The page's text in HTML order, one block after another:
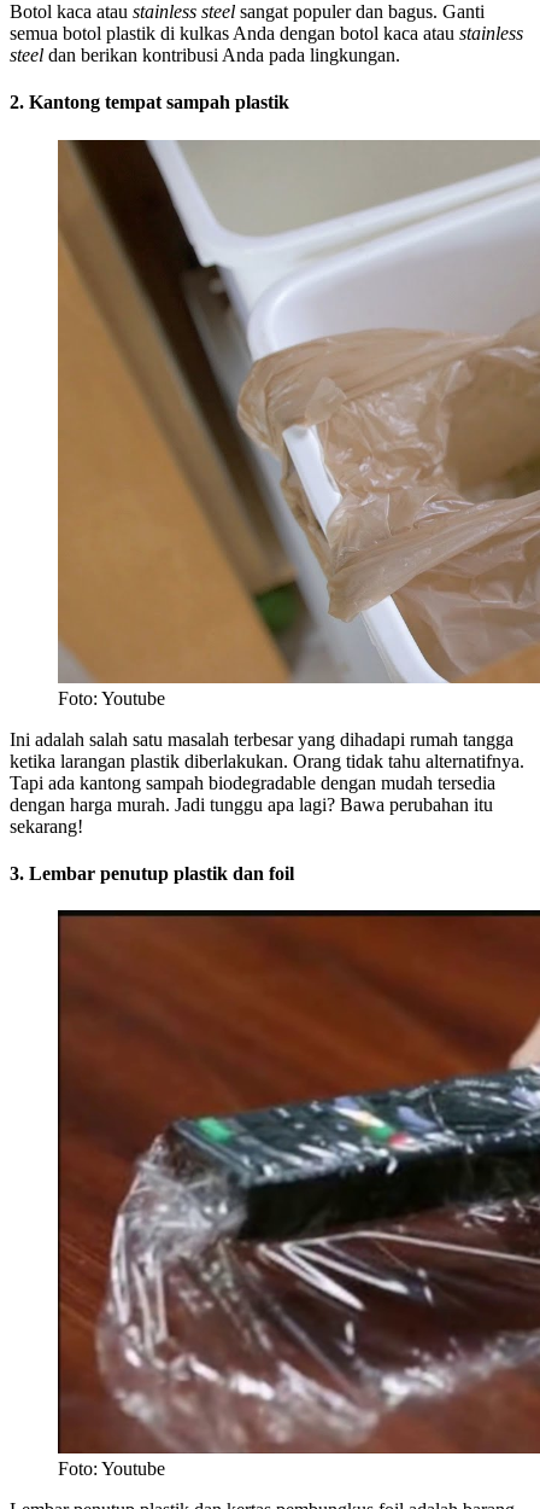
Botol kaca atau stainless steel sangat populer dan bagus. Ganti
semua botol plastik di kulkas Anda dengan botol kaca atau stainless
steel dan berikan kontribusi Anda pada lingkungan.
2. Kantong tempat sampah plastik
Foto: Youtube
Ini adalah salah satu masalah terbesar yang dihadapi rumah tangga
ketika larangan plastik diberlakukan. Orang tidak tahu alternatifnya.
Tapi ada kantong sampah biodegradable dengan mudah tersedia
dengan harga murah. Jadi tunggu apa lagi? Bawa perubahan itu
sekarang!
3. Lembar penutup plastik dan foil
Foto: Youtube